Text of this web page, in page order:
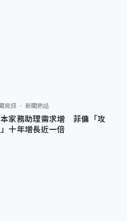
資訊 新聞熱話
本家務助理需求增 菲傭「攻
」十年增長近一倍